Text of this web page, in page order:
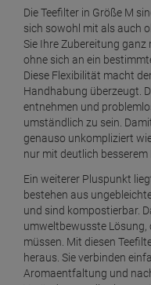
Die Teefilter in Größe M
sich sowohl mit als auch
Sie Ihre Zubereitung ganz
ohne sich an ein
Diese Flexibilität macht
Handhabung überzeugt.
entnehmen und
umständlich zu sein.
genauso unkompliziert
nur mit deutlich besserem
Ein weiterer Pluspunkt
bestehen aus
und sind kompostierbar.
umweltbewusste
müssen. Mit diesen
heraus. Sie verbinden
Aromaentfaltung und